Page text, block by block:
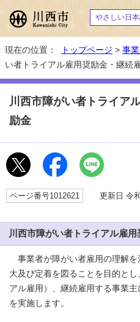
やさしい日
現在の位置： トップページ > 事
い者トライアル雇用奨励金・継続
川西市障がい者トライア
励金
ページ番号1012621 更新日 令和
川西市障がい者トライアル雇
事業者が障がい者雇用の理解を
大及び定着を図ることを目的と
アル雇用）、継続雇用する事業
を実施します。